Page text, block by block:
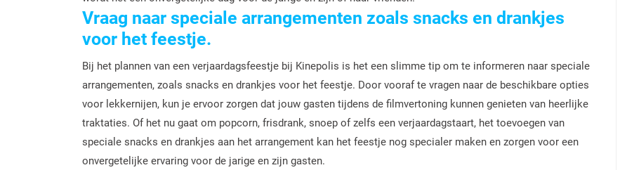
Vraag naar speciale arrangementen zoals snacks en drankjes
voor het feestje.
Bij het plannen van een verjaardagsfeestje bij Kinepolis is het een slimme tip om te informeren naar speciale
arrangementen, zoals snacks en drankjes voor het feestje. Door vooraf te vragen naar de beschikbare opties
voor lekkernijen, kun je ervoor zorgen dat jouw gasten tijdens de filmvertoning kunnen genieten van heerlijke
traktaties. Of het nu gaat om popcorn, frisdrank, snoep of zelfs een verjaardagstaart, het toevoegen van
speciale snacks en drankjes aan het arrangement kan het feestje nog specialer maken en zorgen voor een
onvergetelijke ervaring voor de jarige en zijn gasten.